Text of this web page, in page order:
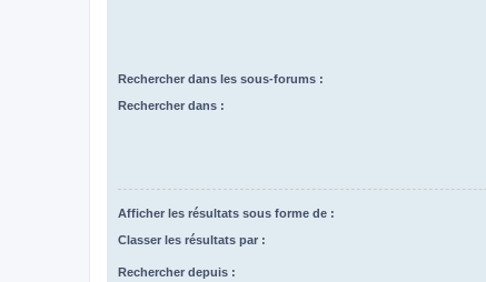
Rechercher dans les sous-forums :
Rechercher dans :
Afficher les résultats sous forme de :
Classer les résultats par :
Rechercher depuis :